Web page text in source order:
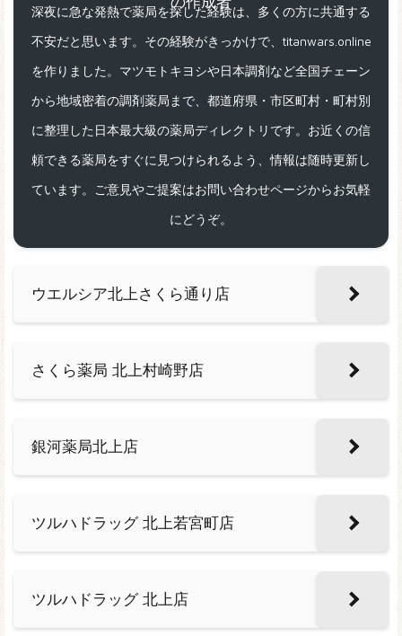
深夜に急な発熱で薬局を探した経験は、多くの方に共通する
不安だと思います。その経験がきっかけで、titanwars.online
を作りました。マツモトキヨシや日本調剤など全国チェーン
から地域密着の調剤薬局まで、都道府県・市区町村・町村別
に整理した日本最大級の薬局ディレクトリです。お近くの信
頼できる薬局をすぐに見つけられるよう、情報は随時更新し
ています。ご意見やご提案はお問い合わせページからお気軽
にどうぞ。
ウエルシア北上さくら通り店
さくら薬局 北上村崎野店
銀河薬局北上店
ツルハドラッグ 北上若宮町店
ツルハドラッグ 北上店